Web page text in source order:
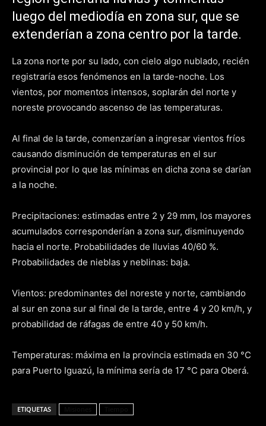
luego del mediodía en zona sur, que se
extenderían a zona centro por la tarde.
La zona norte por su lado, con cielo algo nublado, recién
registraría esos fenómenos en la tarde-noche. Los
vientos, por momentos intensos, soplarán del norte y
noreste provocando ascenso de las temperaturas.
Al final de la tarde, comenzarían a ingresar vientos fríos
causando disminución de temperaturas en el sur
provincial por lo que las mínimas en dicha zona se darían
a la noche.
Precipitaciones: estimadas entre 2 y 29 mm, los mayores
acumulados corresponderían a zona sur, disminuyendo
hacia el norte. Probabilidades de lluvias 40/60 %.
Probabilidades de nieblas y neblinas: baja.
Vientos: predominantes del noreste y norte, cambiando
al sur en zona sur al final de la tarde, entre 4 y 20 km/h, y
probabilidad de ráfagas de entre 40 y 50 km/h.
Temperaturas: máxima en la provincia estimada en 30 °C
para Puerto Iguazú, la mínima sería de 17 °C para Oberá.
ETIQUETAS